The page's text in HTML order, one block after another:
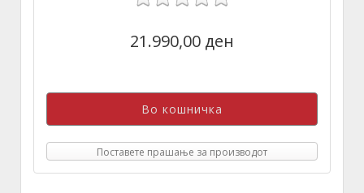
21.990,00 ден
Поставете прашање за производот